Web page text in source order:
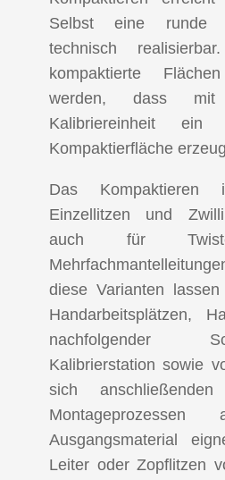
Selbst eine runde
technisch
kompaktierte
werden, dass
Kalibriereinheit
Kompaktierfläche
Das
Einzellitzen und
auch für
diese Varianten
Handarbeitsplätzen,
nachfolgender
Kalibrierstation sowie
sich
Montageprozessen
Ausgangsmaterial
Leiter oder Zopflitzen